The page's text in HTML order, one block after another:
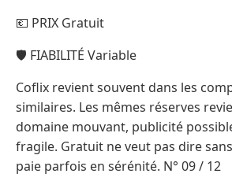
💶 PRIX Gratuit
🛡️ FIABILITÉ Variable
Coflix revient souvent dans les
similaires. Les mêmes réserves
domaine mouvant, publicité
fragile. Gratuit ne veut pas dire
paie parfois en sérénité. N° 09 / 12